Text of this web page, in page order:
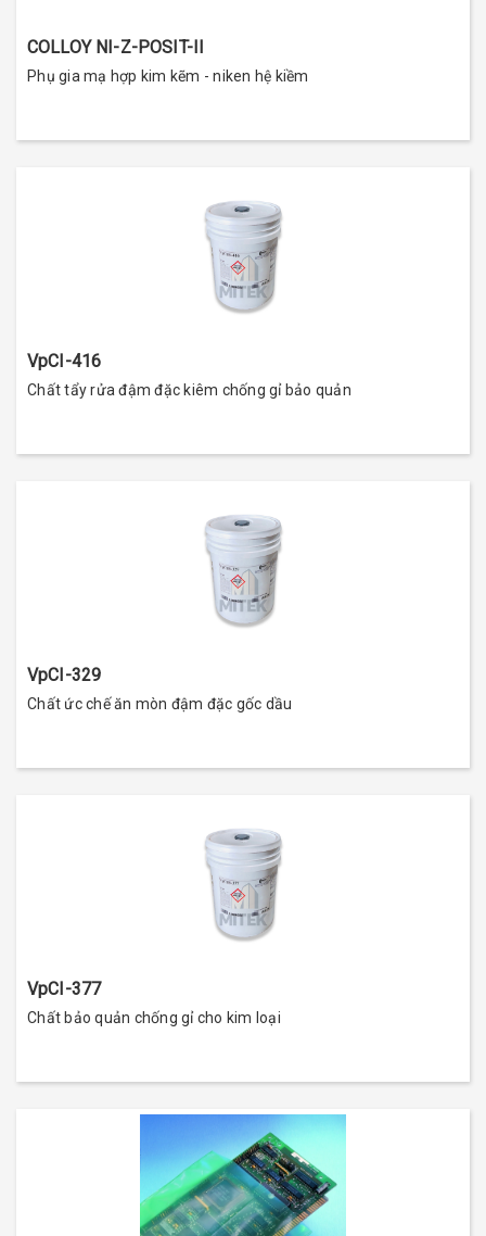
COLLOY NI-Z-POSIT-II
Phụ gia mạ hợp kim kẽm - niken hệ kiềm
VpCI-416
Chất tẩy rửa đậm đặc kiêm chống gỉ bảo quản
VpCI-329
Chất ức chế ăn mòn đậm đặc gốc dầu
VpCI-377
Chất bảo quản chống gỉ cho kim loại